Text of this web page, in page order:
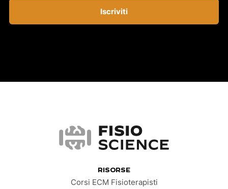
Iscriviti
FisioScience
RISORSE
Corsi ECM Fisioterapisti